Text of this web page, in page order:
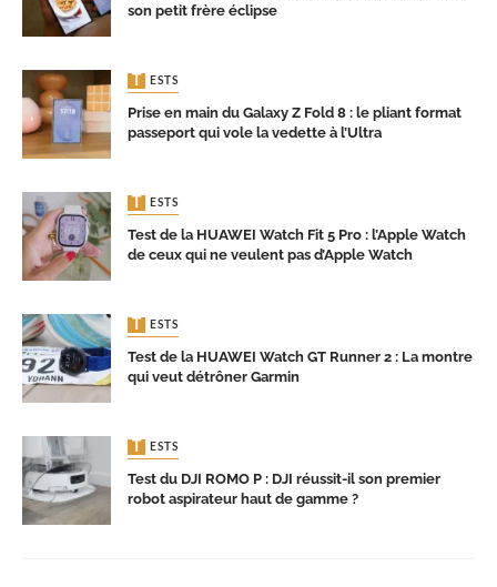
son petit frère éclipse
TESTS
Prise en main du Galaxy Z Fold 8 : le pliant format
passeport qui vole la vedette à l’Ultra
TESTS
Test de la HUAWEI Watch Fit 5 Pro : l’Apple Watch
de ceux qui ne veulent pas d’Apple Watch
TESTS
Test de la HUAWEI Watch GT Runner 2 : La montre
qui veut détrôner Garmin
TESTS
Test du DJI ROMO P : DJI réussit-il son premier
robot aspirateur haut de gamme ?